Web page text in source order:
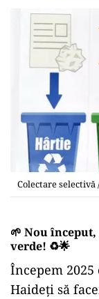
Colectare
🌱 Nou
verde! ♻️🌟
Începem
Haideți să